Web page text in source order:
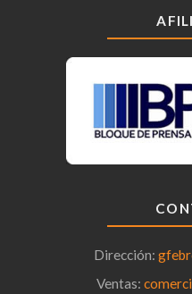
Dirección:
Ventas: